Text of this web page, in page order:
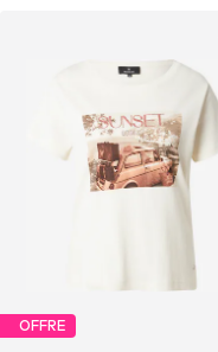
OFFRE